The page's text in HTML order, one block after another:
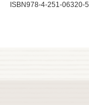
ISBN978-4-251-06320-5